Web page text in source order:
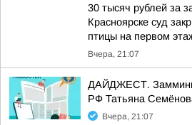
30 тысяч рублей за
Красноярске суд
птицы на первом
Вчера, 21:07
ДАЙДЖЕСТ.
РФ Татьяна
Вчера, 21:07